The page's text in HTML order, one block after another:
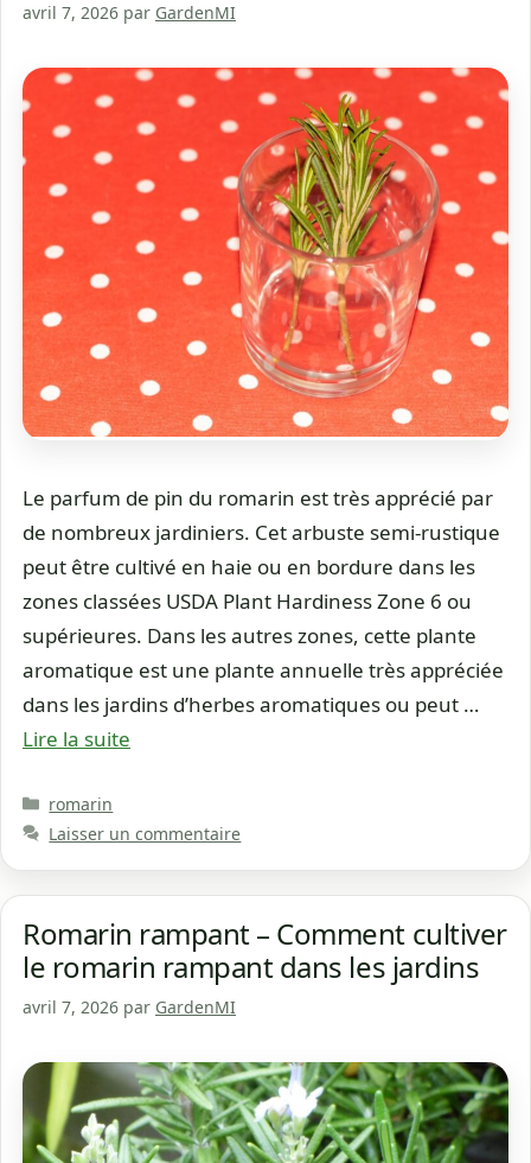
avril 7, 2026 par GardenMI
Le parfum de pin du romarin est très apprécié par
de nombreux jardiniers. Cet arbuste semi-rustique
peut être cultivé en haie ou en bordure dans les
zones classées USDA Plant Hardiness Zone 6 ou
supérieures. Dans les autres zones, cette plante
aromatique est une plante annuelle très appréciée
dans les jardins d’herbes aromatiques ou peut …
Lire la suite
Catégories
romarin
Laisser un commentaire
Romarin rampant – Comment cultiver
le romarin rampant dans les jardins
avril 7, 2026 par GardenMI